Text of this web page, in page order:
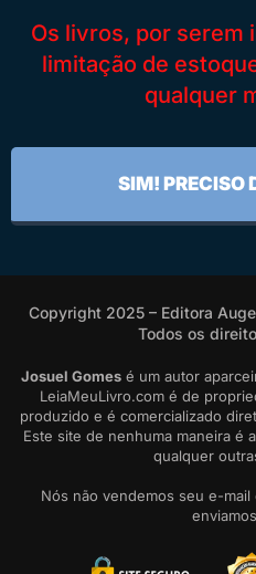
Os livros, por serem
limitação de
qualquer
SIM! PRECISO
Copyright 2025 – Editora
Todos os
Josuel Gomes é um autor
LeiaMeuLivro.com é de
produzido e é comercializado
Este site de nenhuma maneira é
qualquer
Nós não vendemos seu e-